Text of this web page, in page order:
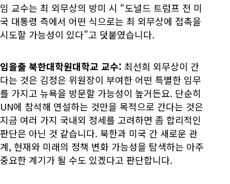
임 교수는 최 외무상의 방미 시 “도널드 트럼프 전 미
국 대통령 측에서 어떤 식으로는 최 외무상에 접촉을
시도할 가능성이 있다”고 덧붙였습니다.
임을출 북한대학원대학교 교수: 최선희 외무상이 간
다는 것은 김정은 위원장이 부여한 어떤 특별한 임무
를 가지고 뉴욕을 방문할 가능성이 높거든요. 단순히
UN에 참석해 연설하는 것만을 목적으로 간다는 것은
지금 여러 가지 국내외 정세를 고려하면 좀 합리적인
판단은 아닌 것 같습니다. 북한과 미국 간 새로운 관
계, 현재와 미래의 정책 변화 가능성을 탐색하는 아주
중요한 계기가 될 수도 있겠다고 판단합니다.